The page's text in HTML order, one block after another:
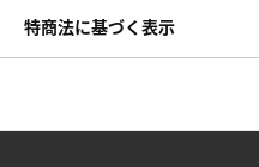
特商法に基づく表示